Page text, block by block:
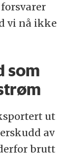
vi nå ikke
som
ut
av
brutt